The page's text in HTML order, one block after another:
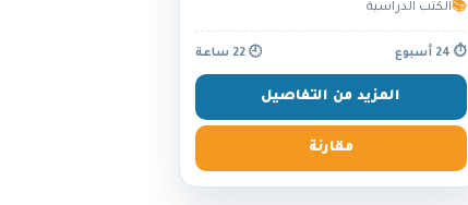
📚الكتب الدراسية
⏱ 24 أسبوع 🕘 22 ساعة
المزيد من التفاصيل
مقارنة